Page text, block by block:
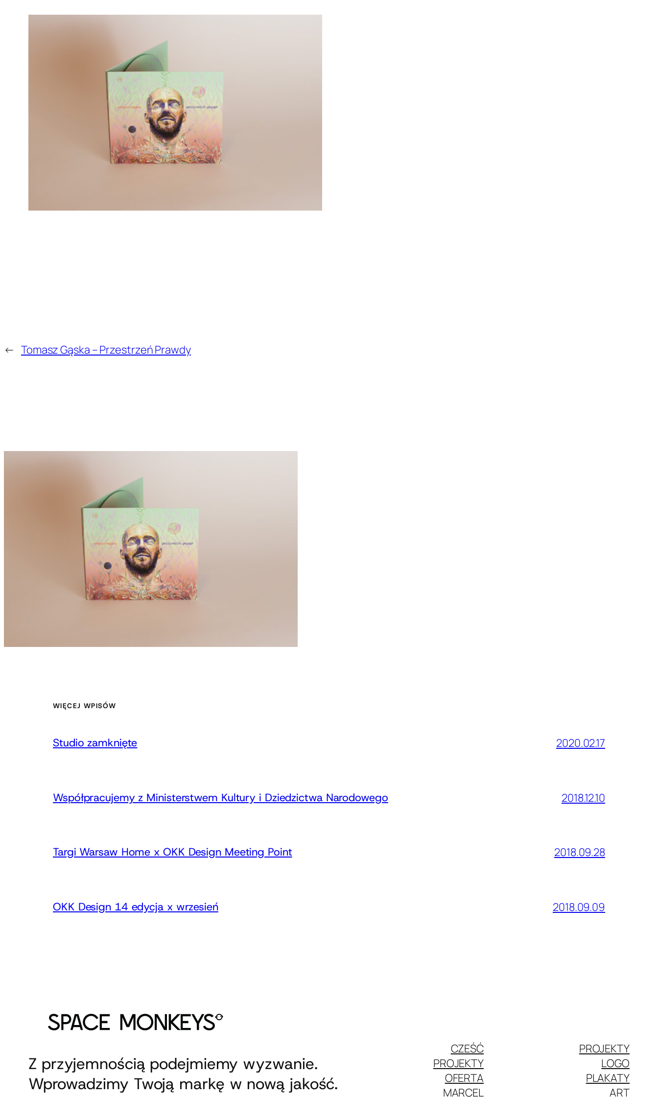
← Tomasz Gąska – Przestrzeń Prawdy
WIĘCEJ WPISÓW
Studio zamknięte 2020.02.17
Współpracujemy z Ministerstwem Kultury i Dziedzictwa Narodowego 2018.12.10
Targi Warsaw Home x OKK Design Meeting Point 2018.09.28
OKK Design 14 edycja x wrzesień 2018.09.09
Z przyjemnością podejmiemy wyzwanie.
Wprowadzimy Twoją markę w nową jakość.
CZEŚĆ
PROJEKTY
OFERTA
MARCEL
PROJEKTY
LOGO
PLAKATY
ART